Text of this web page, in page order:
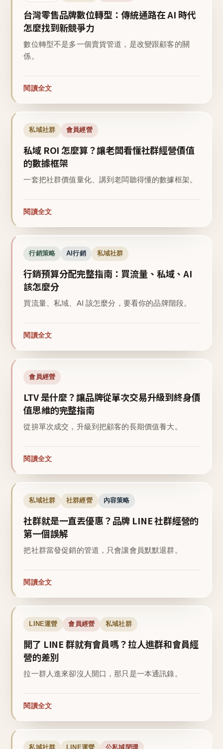
台灣零售品牌數位轉型：傳統通路在 AI 時代
怎麼找到新競爭力
數位轉型不是多一個賣貨管道，是改變跟顧客的關
係。
閱讀全文
私域社群 會員經營
私域 ROI 怎麼算？讓老闆看懂社群經營價值
的數據框架
一套把社群價值量化、講到老闆聽得懂的數據框架。
閱讀全文
行銷策略 AI行銷 私域社群
行銷預算分配完整指南：買流量、私域、AI
該怎麼分
買流量、私域、AI 該怎麼分，要看你的品牌階段。
閱讀全文
會員經營
LTV 是什麼？讓品牌從單次交易升級到終身價
值思維的完整指南
從拚單次成交，升級到把顧客的長期價值養大。
閱讀全文
私域社群 社群經營 內容策略
社群就是一直丟優惠？品牌 LINE 社群經營的
第一個誤解
把社群當發促銷的管道，只會讓會員默默退群。
閱讀全文
LINE運營 會員經營 私域社群
開了 LINE 群就有會員嗎？拉人進群和會員經
營的差別
拉一群人進來卻沒人開口，那只是一本通訊錄。
閱讀全文